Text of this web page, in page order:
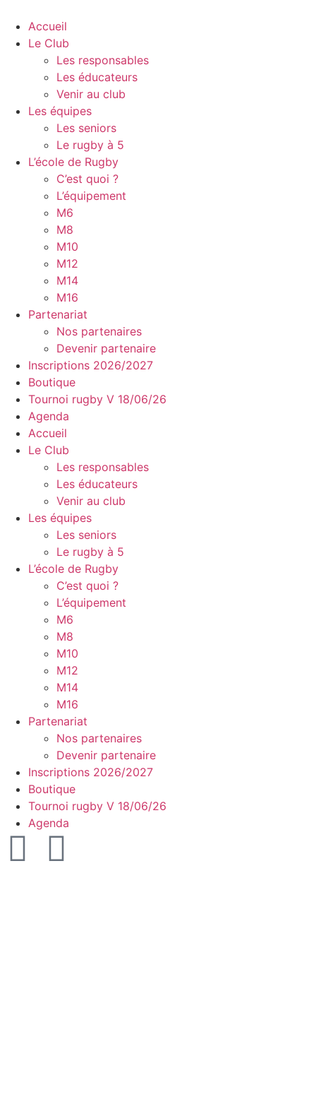
Accueil
Le Club
Les responsables
Les éducateurs
Venir au club
Les équipes
Les seniors
Le rugby à 5
L’école de Rugby
C’est quoi ?
L’équipement
M6
M8
M10
M12
M14
M16
Partenariat
Nos partenaires
Devenir partenaire
Inscriptions 2026/2027
Boutique
Tournoi rugby V 18/06/26
Agenda
Accueil
Le Club
Les responsables
Les éducateurs
Venir au club
Les équipes
Les seniors
Le rugby à 5
L’école de Rugby
C’est quoi ?
L’équipement
M6
M8
M10
M12
M14
M16
Partenariat
Nos partenaires
Devenir partenaire
Inscriptions 2026/2027
Boutique
Tournoi rugby V 18/06/26
Agenda